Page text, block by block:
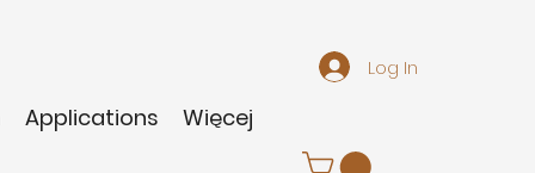
Applications Więcej
Log In